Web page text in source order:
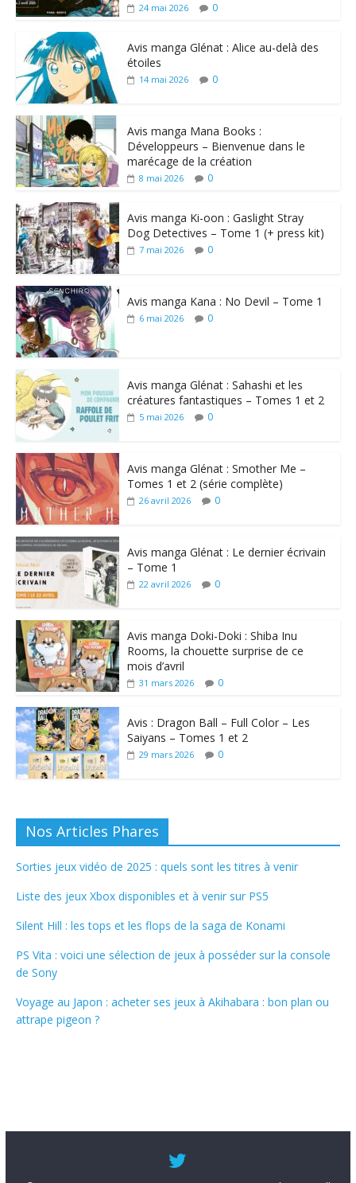
24 mai 2026 0
Avis manga Glénat : Alice au-delà des
étoiles
14 mai 2026 0
Avis manga Mana Books :
Développeurs – Bienvenue dans le
marécage de la création
8 mai 2026 0
Avis manga Ki-oon : Gaslight Stray
Dog Detectives – Tome 1 (+ press kit)
7 mai 2026 0
Avis manga Kana : No Devil – Tome 1
6 mai 2026 0
Avis manga Glénat : Sahashi et les
créatures fantastiques – Tomes 1 et 2
5 mai 2026 0
Avis manga Glénat : Smother Me –
Tomes 1 et 2 (série complète)
26 avril 2026 0
Avis manga Glénat : Le dernier écrivain
– Tome 1
22 avril 2026 0
Avis manga Doki-Doki : Shiba Inu
Rooms, la chouette surprise de ce
mois d’avril
31 mars 2026 0
Avis : Dragon Ball – Full Color – Les
Saiyans – Tomes 1 et 2
29 mars 2026 0
Nos Articles Phares
Sorties jeux vidéo de 2025 : quels sont les titres à venir
Liste des jeux Xbox disponibles et à venir sur PS5
Silent Hill : les tops et les flops de la saga de Konami
PS Vita : voici une sélection de jeux à posséder sur la console
de Sony
Voyage au Japon : acheter ses jeux à Akihabara : bon plan ou
attrape pigeon ?